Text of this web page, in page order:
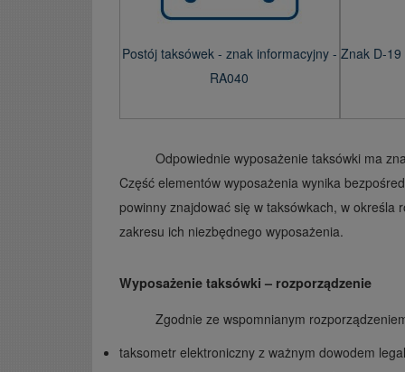
Postój taksówek - znak informacyjny -
RA040
Znak D-
Odpowiednie wyposażenie taksówki ma
Część elementów wyposażenia wynika
powinny znajdować się w taksówkach, w
zakresu ich niezbędnego wyposażenia.
Wyposażenie taksówki – rozporządzenie
Zgodnie ze wspomnianym
taksometr elektroniczny z ważnym dowodem